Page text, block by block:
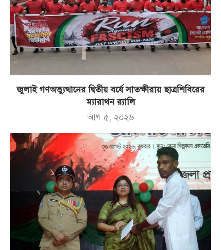
জুলাই গণঅভ্যুত্থানের দ্বিতীয় বর্ষে সাতক্ষীরায় ছাত্রশিবিরের
ম্যারাথন র‌্যালি
আগ ৫, ২০২৬